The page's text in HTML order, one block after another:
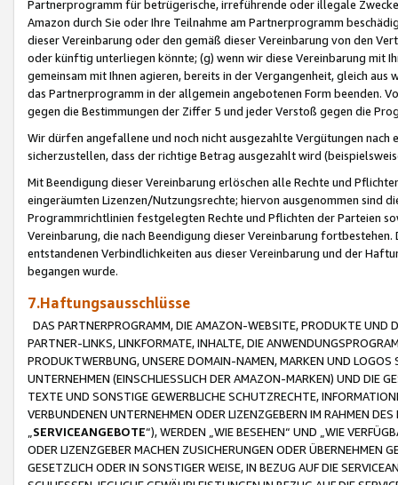
Partnerprogramm für betrügerische, irreführende oder illegale
Amazon durch Sie oder Ihre Teilnahme am Partnerprogramm
dieser Vereinbarung oder den gemäß dieser Vereinbarung von den
oder künftig unterliegen könnte; (g) wenn wir diese Vereinbarung mit
gemeinsam mit Ihnen agieren, bereits in der Vergangenheit, gleich
das Partnerprogramm in der allgemein angebotenen Form beenden.
gegen die Bestimmungen der Ziffer 5 und jeder Verstoß gegen die
Wir dürfen angefallene und noch nicht ausgezahlte Vergütungen
sicherzustellen, dass der richtige Betrag ausgezahlt wird
Mit Beendigung dieser Vereinbarung erlöschen alle Rechte und
eingeräumten Lizenzen/Nutzungsrechte; hiervon ausgenommen sind
Programmrichtlinien festgelegten Rechte und Pflichten der Parteien
Vereinbarung, die nach Beendigung dieser Vereinbarung
entstandenen Verbindlichkeiten aus dieser Vereinbarung und der
begangen wurde.
7.Haftungsausschlüsse
DAS PARTNERPROGRAMM, DIE AMAZON-WEBSITE, PRODUKTE UND
PARTNER-LINKS, LINKFORMATE, INHALTE, DIE
PRODUKTWERBUNG, UNSERE DOMAIN-NAMEN, MARKEN UND
UNTERNEHMEN (EINSCHLIESSLICH DER AMAZON-MARKEN) UND DIE
TEXTE UND SONSTIGE GEWERBLICHE SCHUTZRECHTE,
VERBUNDENEN UNTERNEHMEN ODER LIZENZGEBERN IM RAHMEN
SERVICEANGEBOTE“), WERDEN „WIE BESEHEN“ UND „WIE
ODER LIZENZGEBER MACHEN ZUSICHERUNGEN ODER ÜBERNEHMEN
GESETZLICH ODER IN SONSTIGER WEISE, IN BEZUG AUF DIE